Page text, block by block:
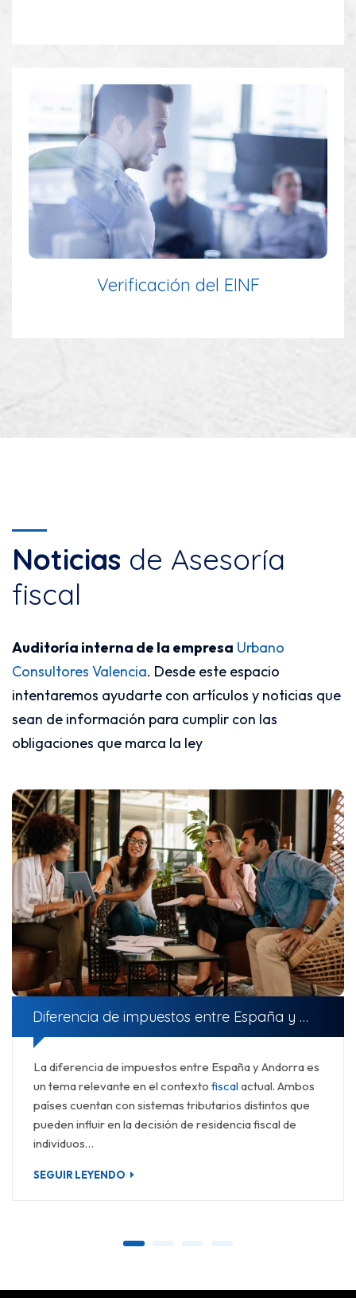
Verificación del EINF
Noticias de Asesoría
fiscal
Auditoría interna de la empresa Urbano
Consultores Valencia. Desde este espacio
intentaremos ayudarte con artículos y noticias que
sean de información para cumplir con las
obligaciones que marca la ley
Diferencia de impuestos entre España y Andorra
La diferencia de impuestos entre España y Andorra es
un tema relevante en el contexto fiscalactual. Ambos
países cuentan con sistemas tributarios distintos que
pueden influir en la decisión de residencia fiscal de
individuos…
SEGUIR LEYENDO